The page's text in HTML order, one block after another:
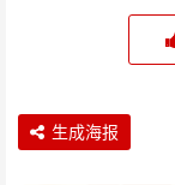
生成海报